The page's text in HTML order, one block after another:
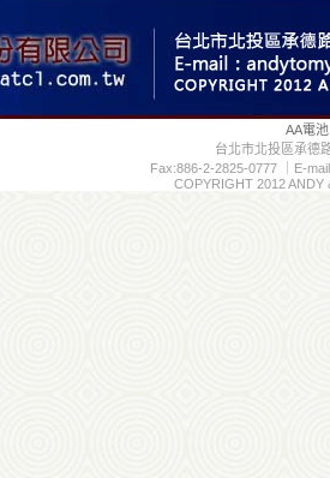
AA電池
台北市北投區承德
Fax:886-2-2825-0777 ｜E-
COPYRIGHT 2012 ANDY